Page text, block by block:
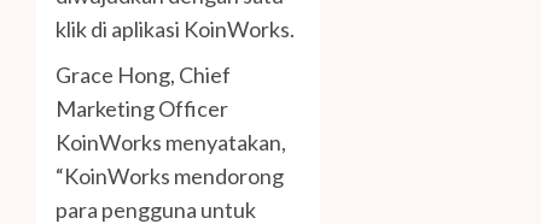
klik di aplikasi KoinWorks.
Grace Hong, Chief
Marketing Officer
KoinWorks menyatakan,
“KoinWorks mendorong
para pengguna untuk